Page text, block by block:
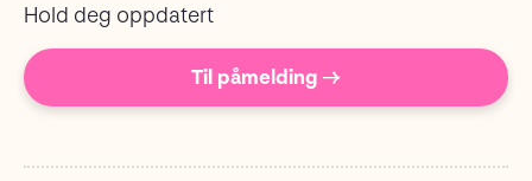
Hold deg oppdatert
Til påmelding →